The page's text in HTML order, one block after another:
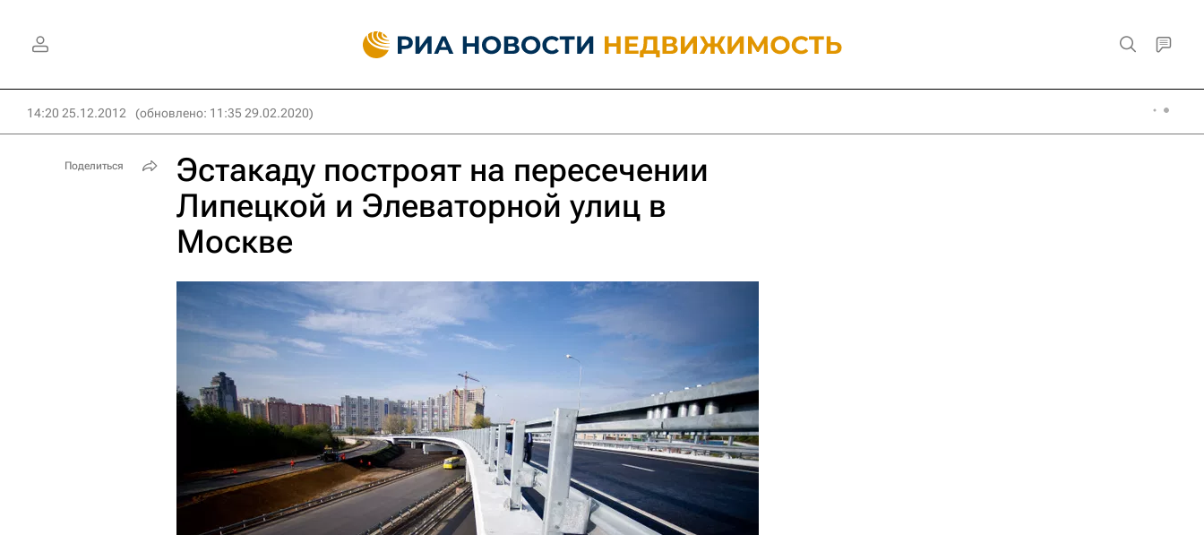
14:20 25.12.2012 (обновлено: 11:35 29.02.2020)
Эстакаду построят на пересечении
Липецкой и Элеваторной улиц в
Москве
Поделиться